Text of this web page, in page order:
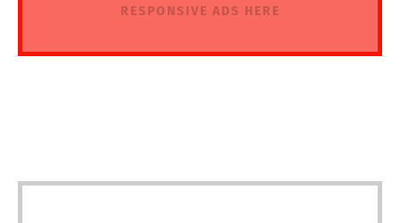
RESPONSIVE ADS HERE